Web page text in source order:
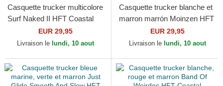
Casquette trucker multicolore
Surf Naked II HFT Coastal
EUR 29,95
Livraison le lundi, 10 aout
Casquette trucker blanche et
marron marrón Moinzen HFT
EUR 29,95
Livraison le lundi, 10 aout